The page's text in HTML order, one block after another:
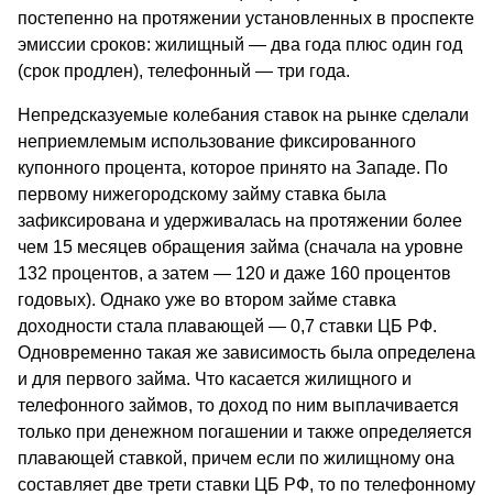
постепенно на протяжении установленных в проспекте
эмиссии сроков: жилищный — два года плюс один год
(срок продлен), телефонный — три года.
Непредсказуемые колебания ставок на рынке сделали
неприемлемым использование фиксированного
купонного процента, которое принято на Западе. По
первому нижегородскому займу ставка была
зафиксирована и удерживалась на протяжении более
чем 15 месяцев обращения займа (сначала на уровне
132 процентов, а затем — 120 и даже 160 процентов
годовых). Однако уже во втором займе ставка
доходности стала плавающей — 0,7 ставки ЦБ РФ.
Одновременно такая же зависимость была определена
и для первого займа. Что касается жилищного и
телефонного займов, то доход по ним выплачивается
только при денежном погашении и также определяется
плавающей ставкой, причем если по жилищному она
составляет две трети ставки ЦБ РФ, то по телефонному